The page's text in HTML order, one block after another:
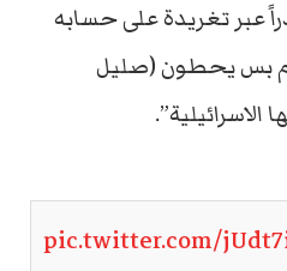
عبر تغريدة على حسابه
بس يحطون (صليل
pic.twitter.com/